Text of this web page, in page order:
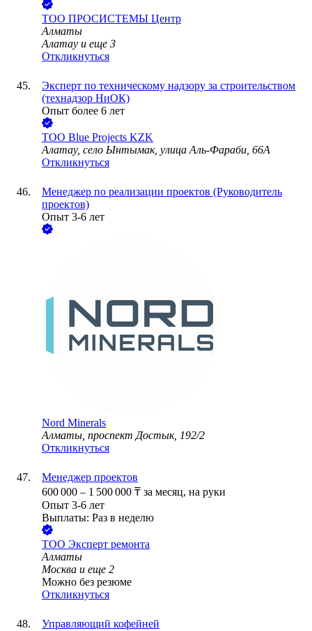
ТОО ПРОСИСТЕМЫ Центр
Алматы
Алатау и еще 3
Откликнуться
Эксперт по техническому надзору за строительством
(технадзор НиОК)
Опыт более 6 лет
ТОО Blue Projects KZK
Алатау, село Ынтымак, улица Аль-Фараби, 66А
Откликнуться
Менеджер по реализации проектов (Руководитель
проектов)
Опыт 3-6 лет
Nord Minerals
Алматы, проспект Достык, 192/2
Откликнуться
Менеджер проектов
600 000 – 1 500 000 ₸ за месяц, на руки
Опыт 3-6 лет
Выплаты: Раз в неделю
ТОО Эксперт ремонта
Алматы
Москва и еще 2
Можно без резюме
Откликнуться
Управляющий кофейней